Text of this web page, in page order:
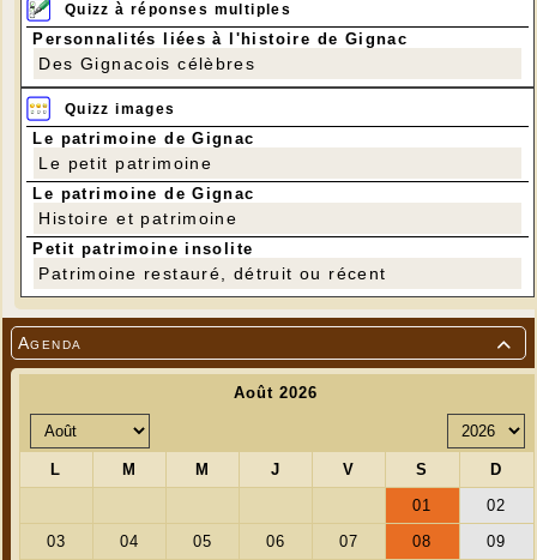

Agenda
Quizz à réponses multiples
Personnalités liées à l'histoire de Gignac
Des Gignacois célèbres
Quizz images
Le patrimoine de Gignac
Le petit patrimoine
Le patrimoine de Gignac
Histoire et patrimoine
Petit patrimoine insolite
Patrimoine restauré, détruit ou récent